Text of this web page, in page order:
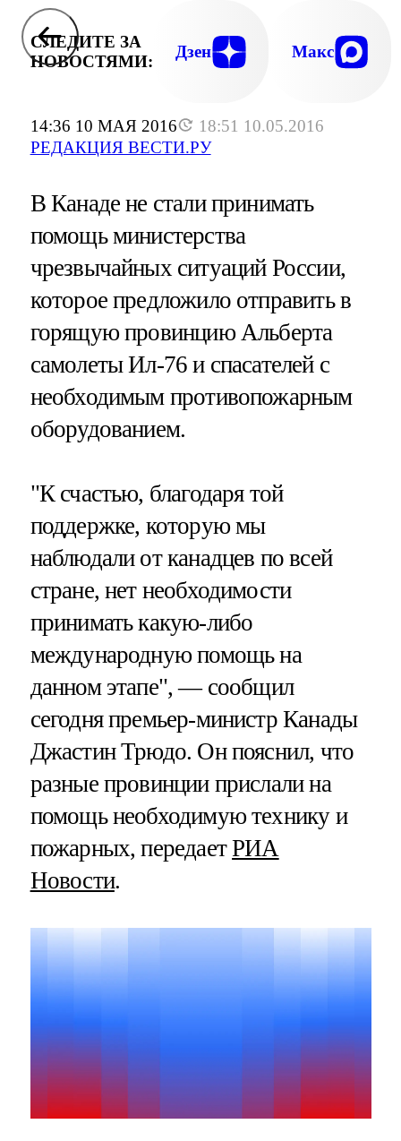
14:36 10 МАЯ 2016
18:51 10.05.2016
РЕДАКЦИЯ ВЕСТИ.РУ
СЛЕДИТЕ ЗА
НОВОСТЯМИ:
Дзен Макс
В Канаде не стали принимать
помощь министерства
чрезвычайных ситуаций России,
которое предложило отправить в
горящую провинцию Альберта
самолеты Ил-76 и спасателей с
необходимым противопожарным
оборудованием.
"К счастью, благодаря той
поддержке, которую мы
наблюдали от канадцев по всей
стране, нет необходимости
принимать какую-либо
международную помощь на
данном этапе", — сообщил
сегодня премьер-министр Канады
Джастин Трюдо. Он пояснил, что
разные провинции прислали на
помощь необходимую технику и
пожарных, передаетРИА
Новости.